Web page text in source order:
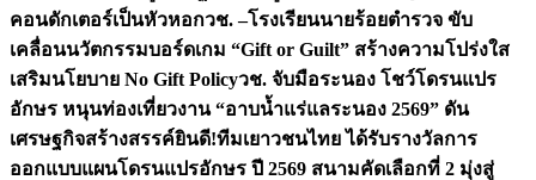
คอนดักเตอร์เป็นหัวหอกวช. –โรงเรียนนายร้อยตำรวจ ขับ
เคลื่อนนวัตกรรมบอร์ดเกม “Gift or Guilt” สร้างความโปร่งใส
เสริมนโยบาย No Gift Policyวช. จับมือระนอง โชว์โดรนแปร
อักษร หนุนท่องเที่ยวงาน “อาบน้ำแร่แลระนอง 2569” ดัน
เศรษฐกิจสร้างสรรค์ยินดี!ทีมเยาวชนไทย ได้รับรางวัลการ
ออกแบบแผนโดรนแปรอักษร ปี 2569 สนามคัดเลือกที่ 2 มุ่งสู่